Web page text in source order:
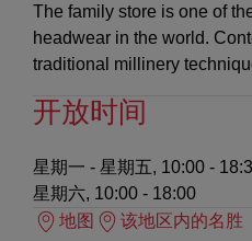
The family store is one of
headwear in the world.
traditional millinery
开放时间
星期一 - 星期五, 10:00 -
星期六, 10:00 - 18:00
地图
该地区内的名胜